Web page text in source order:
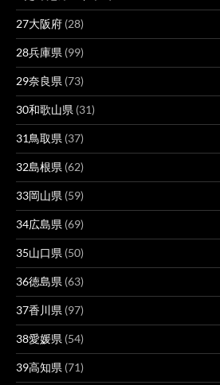
27大阪府 (28)
28兵庫県 (99)
29奈良県 (73)
30和歌山県 (31)
31鳥取県 (37)
32島根県 (62)
33岡山県 (59)
34広島県 (69)
35山口県 (50)
36徳島県 (63)
37香川県 (97)
38愛媛県 (54)
39高知県 (71)